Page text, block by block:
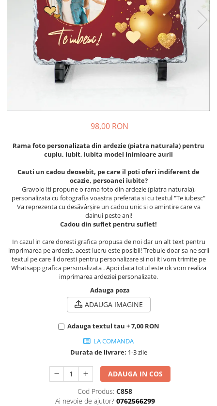
Body bebelusi personalizate
Perne personalizate
Plusuri personalizate
Agende personalizate
Etichete pentru sticla de vin
Cadouri Personalizate Unice
Cadouri pentru Doctori
Cadouri Pensionare
Cadouri Profesori
98,00 RON
Rama foto personalizata din ardezie (piatra naturala) pentru
cuplu, iubit, iubita model inimioare aurii
Cauti un cadou deosebit, pe care il poti oferi indiferent de
ocazie, persoanei iubite?
Gravolo iti propune o rama foto din ardezie (piatra naturala),
personalizata cu fotografia voastra preferata si cu textul "Te iubesc"
Va reprezenta cu desăvârșire un cadou unic si o amintire care va
dainui peste ani!
Cadou din suflet pentru suflet!
In cazul in care doresti grafica propusa de noi dar un alt text pentru
imprimarea pe ardezie, acest lucru este posibil! Trebuie doar sa ne scrii
textul pe care il doresti pentru personalizare si noi iti vom trimite pe
Whatsapp grafica personalizata . Apoi daca totul este ok vom realiza
imprimarea ardeziei personalizate.
Adauga poza
ADAUGA IMAGINE
Adauga textul tau + 7,00 RON
LA COMANDA
Durata de livrare: 1-3 zile
ADAUGA IN COS
Cod Produs: C858
Ai nevoie de ajutor? 0762566299